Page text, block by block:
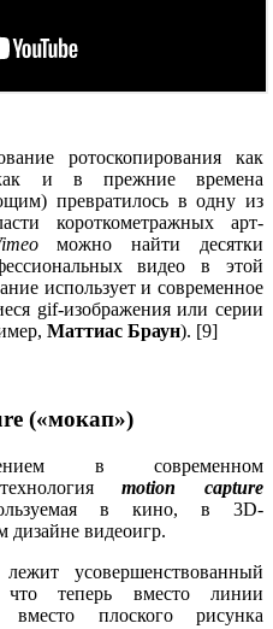
ротоскопирования как
и в прежние времена
превратилось в одну из
короткометражных арт-
можно найти десятки
видео в этой
использует и современное
gif-изображения или серии
Маттиас Браун). [9]
(«мокап»)
в современном
motion capture
в кино, в 3D-
дизайне видеоигр.
усовершенствованный
теперь вместо линии
плоского рисунка